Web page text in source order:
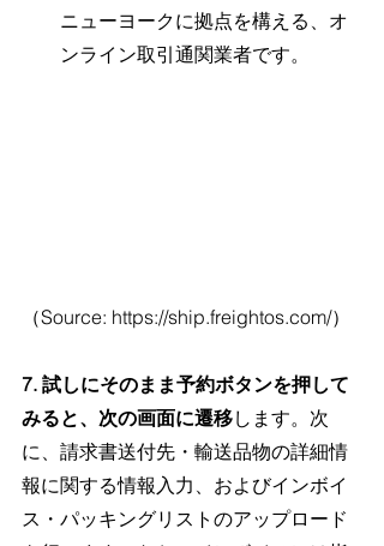
ニューヨークに拠点を構える、オ
ンライン取引通関業者です。
（Source: https://ship.freightos.com/）
7. 試しにそのまま予約ボタンを押して
みると、次の画面に遷移します。次
に、請求書送付先・輸送品物の詳細情
報に関する情報入力、およびインボイ
ス・パッキングリストのアップロード